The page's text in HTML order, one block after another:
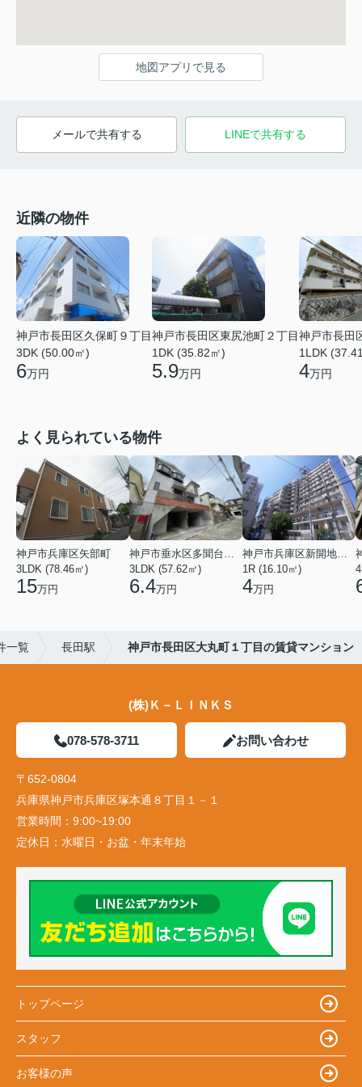
地図アプリで見る
メールで共有する LINEで共有する
近隣の物件
神戸市長田区久保町９丁目
3DK (50.00㎡)
6万円
神戸市長田区東尻池町２丁目
1DK (35.82㎡)
5.9万円
神戸市長田
1LDK
4万円
よく見られている物件
神戸市兵庫区矢部町
3LDK (78.46㎡)
15万円
神戸市垂水区多聞台２丁目
3LDK (57.62㎡)
6.4万円
神戸市兵庫区新開地１丁目
1R (16.10㎡)
4万円
一覧 長田駅 神戸市長田区大丸町１丁目の賃貸マンション
(株)Ｋ－ＬＩＮＫＳ
078-578-3711 お問い合わせ
〒652-0804
兵庫県神戸市兵庫区塚本通８丁目１－１
営業時間： 9:00~19:00
定休日： 水曜日・お盆・年末年始
トップページ
スタッフ
お客様の声